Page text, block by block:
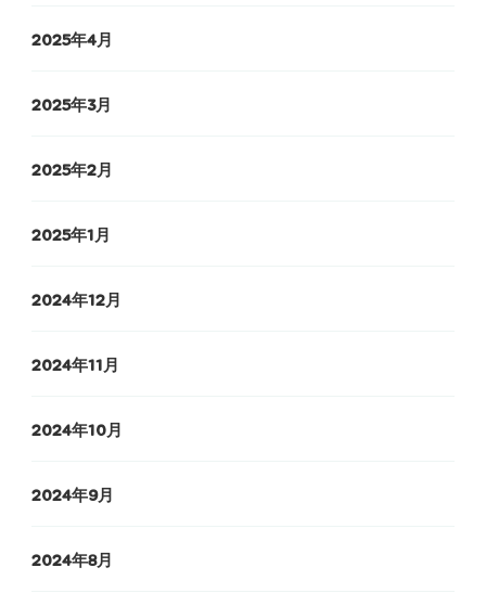
2025年4月
2025年3月
2025年2月
2025年1月
2024年12月
2024年11月
2024年10月
2024年9月
2024年8月